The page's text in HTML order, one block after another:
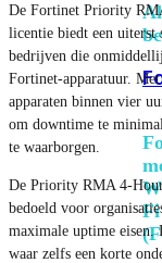
Fi
De Fortinet Priority
licentie biedt een uiterst
bedrijven die
Fortinet-apparatuur.
apparaten binnen vier
om downtime te
te waarborgen.
De Priority RMA 4-
bedoeld voor
maximale uptime eisen.
waar zelfs een korte